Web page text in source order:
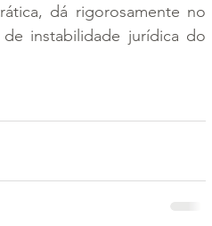
dá rigorosamente no
instabilidade jurídica do